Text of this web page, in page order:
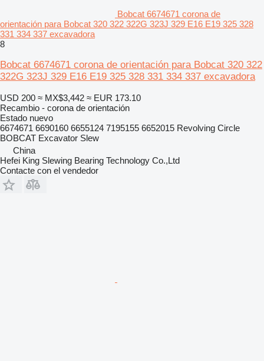
Bobcat 6674671 corona de
orientación para Bobcat 320 322 322G 323J 329 E16 E19 325 328
331 334 337 excavadora
8
Bobcat 6674671 corona de orientación para Bobcat 320 322
322G 323J 329 E16 E19 325 328 331 334 337 excavadora
USD 200 ≈ MX$3,442 ≈ EUR 173.10
Recambio - corona de orientación
Estado nuevo
6674671 6690160 6655124 7195155 6652015 Revolving Circle
BOBCAT Excavator Slew
China
Hefei King Slewing Bearing Technology Co.,Ltd
Contacte con el vendedor